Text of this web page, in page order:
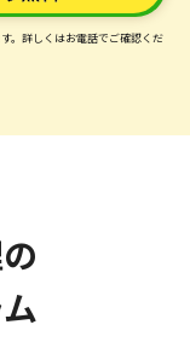
。 詳しくはお電話でご確認くだ